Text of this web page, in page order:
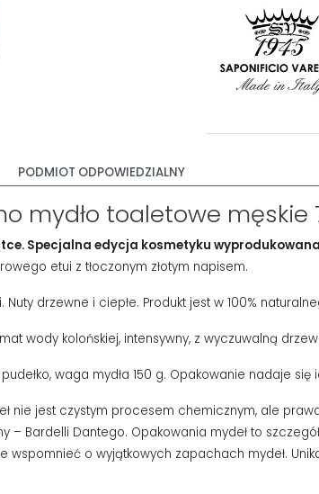
PODMIOT ODPOWIEDZIALNY
mydło toaletowe męskie
Specjalna edycja kosmetyku wyprodukowana
etui z tłoczonym złotym napisem.
Nuty drzewne i ciepłe. Produkt jest w 100%
wody kolońskiej, intensywny, z wyczuwalną
waga mydła 150 g. Opakowanie nadaje
nie jest czystym procesem chemicznym, ale
– Bardelli Dantego. Opakowania mydeł to
wspomnieć o wyjątkowych zapachach mydeł.